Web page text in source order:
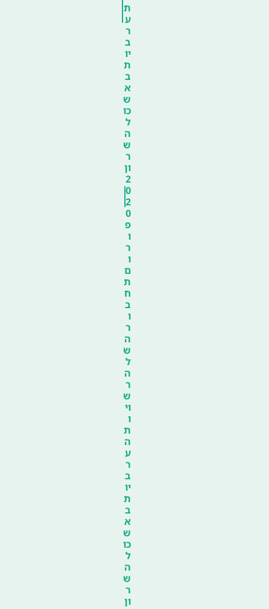
ת
ע
ר
ב
יו
ת
ב
א
ש
כו
ל
ה
ש
ר
ון
2
0
2
0
פ
ו
ר
ו
ם
ת
ח
ב
ו
ר
ה
ש
ל
ה
ר
ש
וי
ו
ת
ה
ע
ר
ב
יו
ת
ב
א
ש
כו
ל
ה
ש
ר
ון